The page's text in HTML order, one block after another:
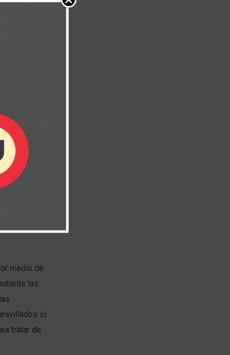
ven como
a todo el
medio de
las
si
tratar de